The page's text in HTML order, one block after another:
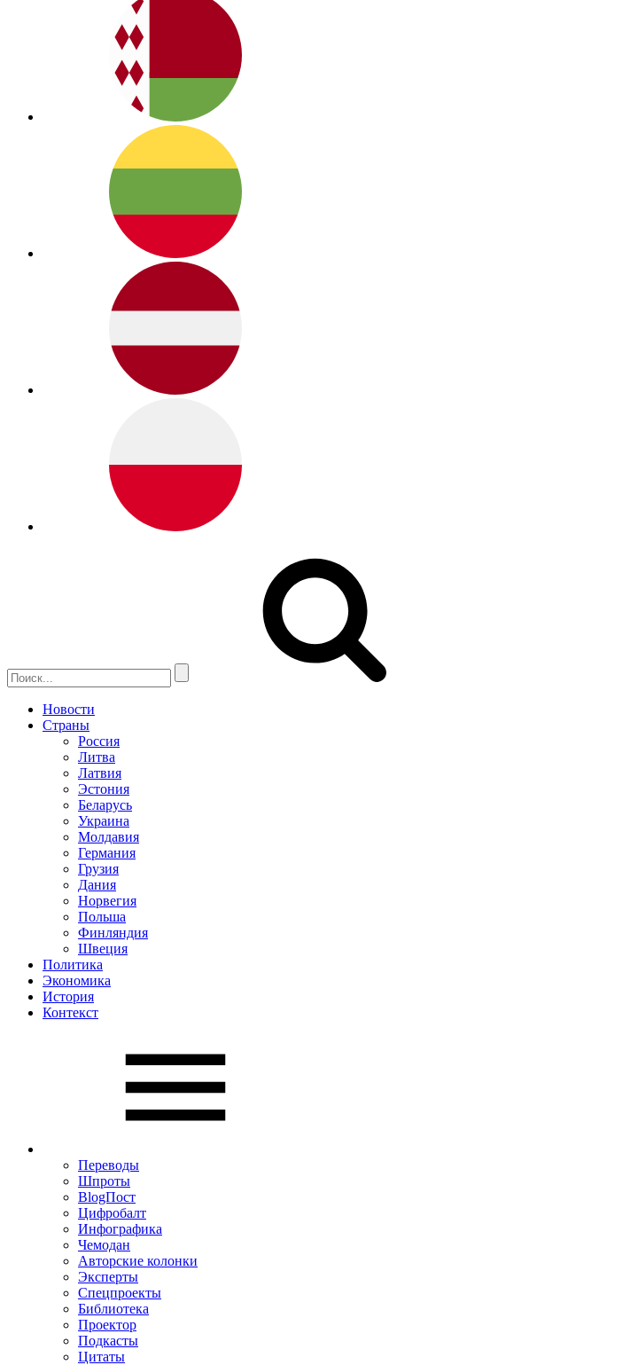
Новости
Страны
Россия
Литва
Латвия
Эстония
Беларусь
Украина
Молдавия
Германия
Грузия
Дания
Норвегия
Польша
Финляндия
Швеция
Политика
Экономика
История
Контекст
Переводы
Шпроты
BlogПост
Цифробалт
Инфографика
Чемодан
Авторские колонки
Эксперты
Спецпроекты
Библиотека
Проектор
Подкасты
Цитаты